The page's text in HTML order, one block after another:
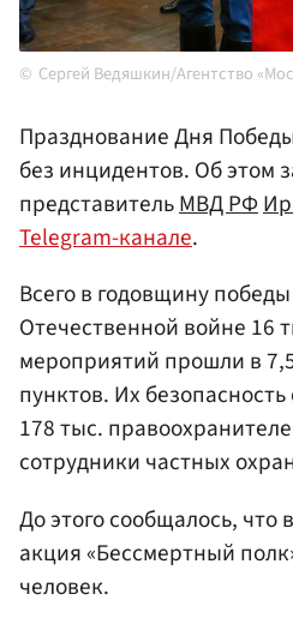
Сергей Ведяшкин/Агентство
Празднование Дня
без инцидентов. Об этом
представительМВД РФ
Telegram-канале.
Всего в годовщину
Отечественной войне 16
мероприятий прошли в
пунктов. Их
178 тыс.
сотрудники частных
До этого сообщалось, что в
акция «Бессмертный
человек.